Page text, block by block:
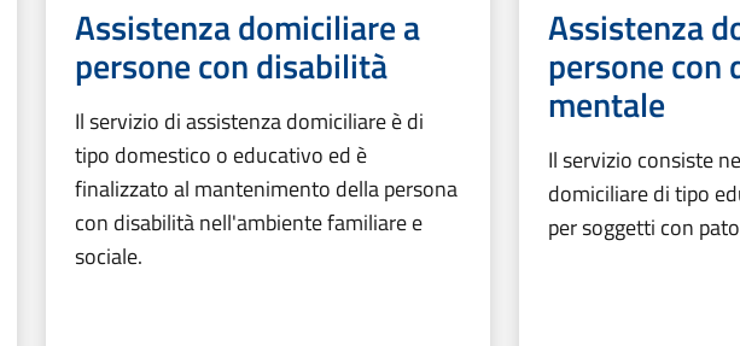
Assistenza domiciliare a
persone con disabilità
Il servizio di assistenza domiciliare è di
tipo domestico o educativo ed è
finalizzato al mantenimento della persona
con disabilità nell'ambiente familiare e
sociale.
Assistenza
persone con
mentale
Il servizio consiste
domiciliare di tipo
per soggetti con